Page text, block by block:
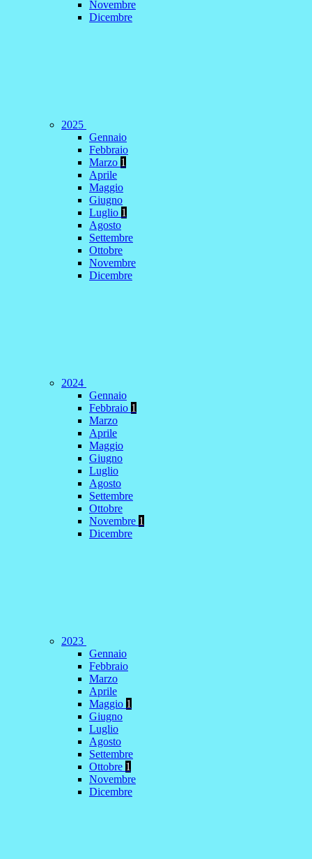
Novembre
Dicembre
2025
Gennaio
Febbraio
Marzo 1
Aprile
Maggio
Giugno
Luglio 1
Agosto
Settembre
Ottobre
Novembre
Dicembre
2024
Gennaio
Febbraio 1
Marzo
Aprile
Maggio
Giugno
Luglio
Agosto
Settembre
Ottobre
Novembre 1
Dicembre
2023
Gennaio
Febbraio
Marzo
Aprile
Maggio 1
Giugno
Luglio
Agosto
Settembre
Ottobre 1
Novembre
Dicembre